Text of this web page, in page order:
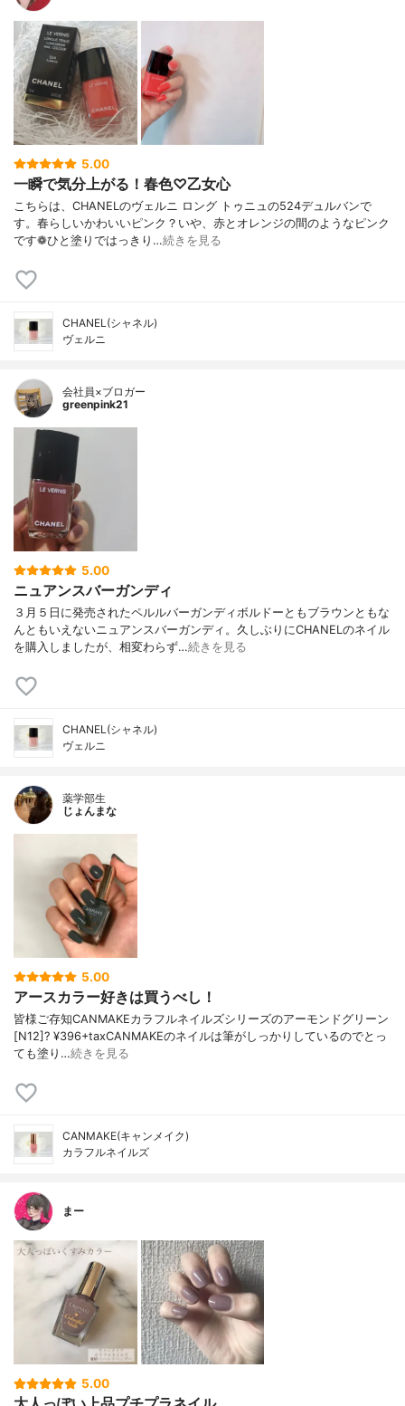
5.00
一瞬で気分上がる！春色♡乙女心
こちらは、CHANELのヴェルニ ロング トゥニュの524デュルバンで
す。春らしいかわいいピンク？いや、赤とオレンジの間のようなピンク
です❁︎ひと塗りではっきり…続きを見る
CHANEL(シャネル)
ヴェルニ
会社員×ブロガー
greenpink21
5.00
ニュアンスバーガンディ
３月５日に発売されたペルルバーガンディボルドーともブラウンともな
んともいえないニュアンスバーガンディ。久しぶりにCHANELのネイル
を購入しましたが、相変わらず…続きを見る
CHANEL(シャネル)
ヴェルニ
薬学部生
じょんまな
5.00
アースカラー好きは買うべし！
皆様ご存知CANMAKEカラフルネイルズシリーズのアーモンドグリーン
[N12]? ¥396+taxCANMAKEのネイルは筆がしっかりしているのでとっ
ても塗り…続きを見る
CANMAKE(キャンメイク)
カラフルネイルズ
まー
5.00